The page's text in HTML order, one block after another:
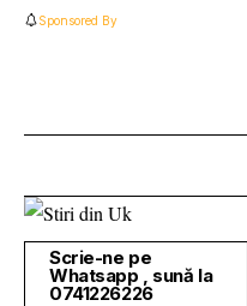
Sponsored By
Scrie-ne pe
Whatsapp , sună la
0741226226